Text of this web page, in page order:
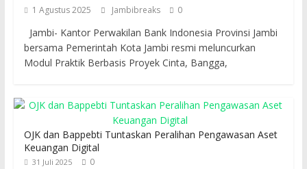
1 Agustus 2025 Jambibreaks 0
Jambi- Kantor Perwakilan Bank Indonesia Provinsi Jambi
bersama Pemerintah Kota Jambi resmi meluncurkan
Modul Praktik Berbasis Proyek Cinta, Bangga,
OJK dan Bappebti Tuntaskan Peralihan Pengawasan Aset
Keuangan Digital
31 Juli 2025 0